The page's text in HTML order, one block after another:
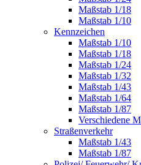
Maßstab 1/18
Maßstab 1/10
Kennzeichen
Maßstab 1/10
Maßstab 1/18
Maßstab 1/24
Maßstab 1/32
Maßstab 1/43
Maßstab 1/64
Maßstab 1/87
Verschiedene
Straßenverkehr
Maßstab 1/43
Maßstab 1/87